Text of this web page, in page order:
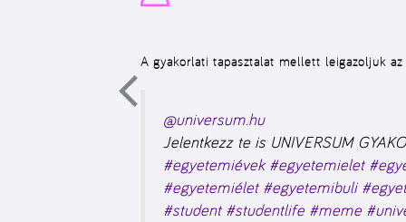
A gyakorlati tapasztalat mellett leigazoljuk
@universum.hu
Jelentkezz te is UNIVERSUM
#egyetemiévek #egyetemielet
#egyetemiélet #egyetemibuli
#student #studentlife #meme